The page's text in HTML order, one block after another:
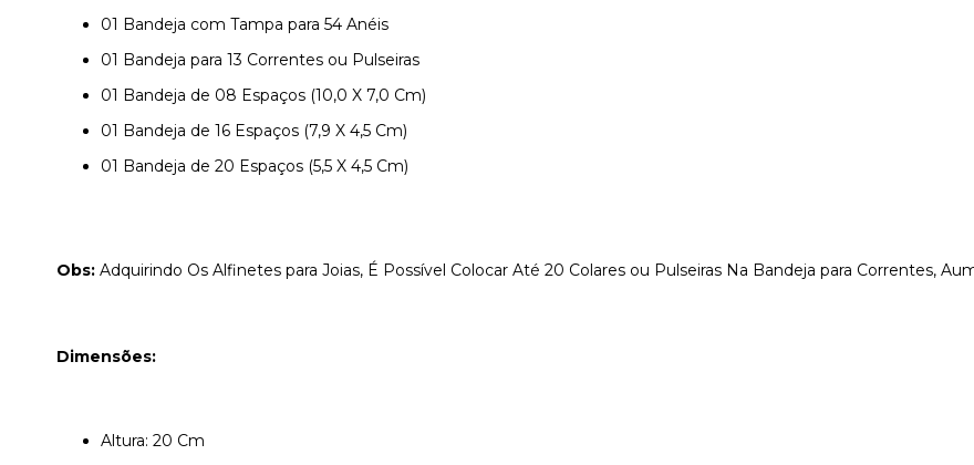
01 Bandeja com Tampa para 54 Anéis
01 Bandeja para 13 Correntes ou Pulseiras
01 Bandeja de 08 Espaços (10,0 X 7,0 Cm)
01 Bandeja de 16 Espaços (7,9 X 4,5 Cm)
01 Bandeja de 20 Espaços (5,5 X 4,5 Cm)
Obs: Adquirindo Os Alfinetes para Joias, É Possível Colocar Até 20 Colares ou Pulseiras Na Bandeja para Correntes,
Dimensões:
Altura: 20 Cm